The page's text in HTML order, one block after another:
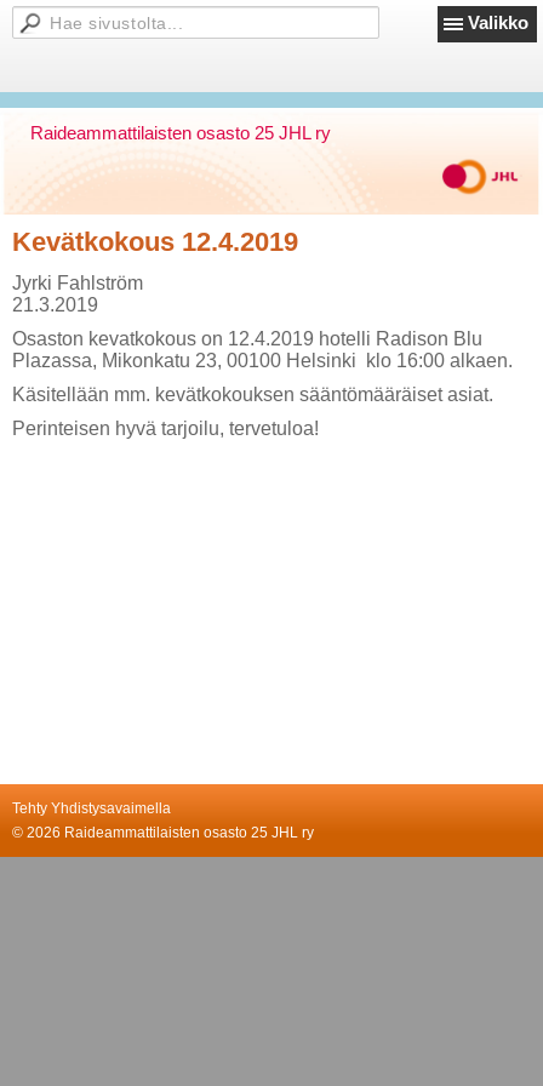
Valikko
Raideammattilaisten osasto 25 JHL ry
Kevätkokous 12.4.2019
Jyrki Fahlström
21.3.2019
Osaston kevatkokous on 12.4.2019 hotelli Radison Blu
Plazassa, Mikonkatu 23, 00100 Helsinki klo 16:00 alkaen.
Käsitellään mm. kevätkokouksen sääntömääräiset asiat.
Perinteisen hyvä tarjoilu, tervetuloa!
Tehty Yhdistysavaimella
© 2026 Raideammattilaisten osasto 25 JHL ry